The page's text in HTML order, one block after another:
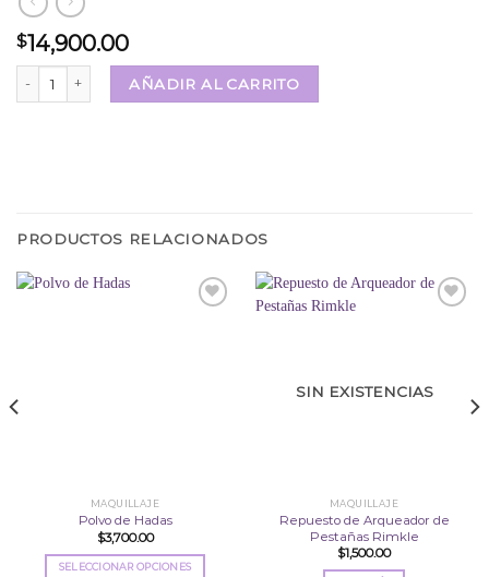
$14,900.00
🎀Paleta Makeup Huda New🎀 02 cantidad
AÑADIR AL CARRITO
PRODUCTOS RELACIONADOS
MAQUILLAJE
Polvo de Hadas
$3,700.00
SELECCIONAR OPCIONES
SIN EXISTENCIAS
MAQUILLAJE
Repuesto de Arqueador de
Pestañas Rimkle
$1,500.00